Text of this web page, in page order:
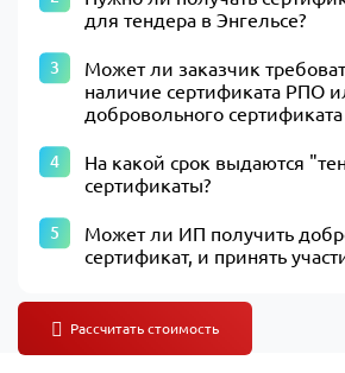
для тендера в Энгельсе?
Может ли заказчик
наличие сертификата РПО
добровольного
На какой срок выдаются
сертификаты?
Может ли ИП получить
сертификат, и принять